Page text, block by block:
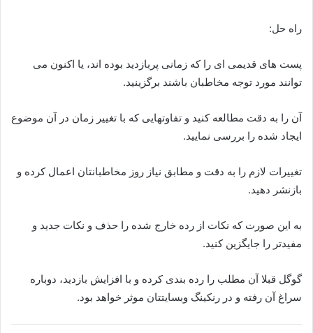
راه حل:
پست های قدیمی ای را که زمانی پربازدید بوده اند، یا اکنون می
توانند مورد توجه مخاطبان باشند برگزینید.
آن را به دقت مطالعه کنید و تفاوتهایی که با تغییر زمان در آن موضوع
ایجاد شده را بررسی نمایید.
تغییرات لازم را به دقت و مطابق نیاز روز مخاطبانتان اعمال کرده و
بازنشر دهید.
به این صورت که نکات از رده خارج شده را حذف و نکات جدید و
مفیدتر را جایگزین کنید.
گوگل قبلا آن مطلب را رده بندی کرده و با افزایش بازدید، دوباره
سراغ آن رفته و در رنکینگ وبسایتتان موثر خواهد بود.